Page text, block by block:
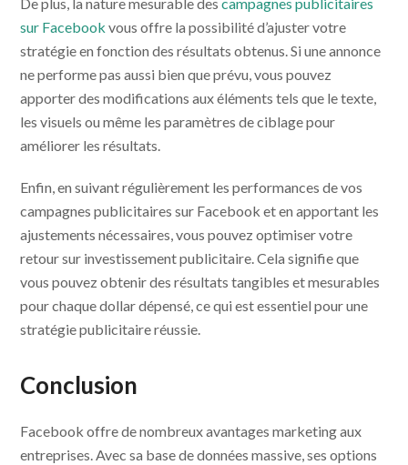
sur Facebook vous offre la possibilité d’ajuster votre
stratégie en fonction des résultats obtenus. Si une annonce
ne performe pas aussi bien que prévu, vous pouvez
apporter des modifications aux éléments tels que le texte,
les visuels ou même les paramètres de ciblage pour
améliorer les résultats.
Enfin, en suivant régulièrement les performances de vos
campagnes publicitaires sur Facebook et en apportant les
ajustements nécessaires, vous pouvez optimiser votre
retour sur investissement publicitaire. Cela signifie que
vous pouvez obtenir des résultats tangibles et mesurables
pour chaque dollar dépensé, ce qui est essentiel pour une
stratégie publicitaire réussie.
Conclusion
Facebook offre de nombreux avantages marketing aux
entreprises. Avec sa base de données massive, ses options